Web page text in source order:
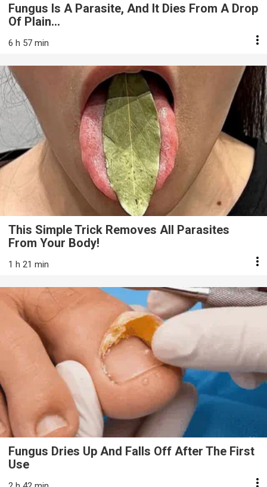
Fungus Is A Parasite, And It Dies From A Drop
Of Plain...
6 h 57 min
This Simple Trick Removes All Parasites
From Your Body!
1 h 21 min
Fungus Dries Up And Falls Off After The First
Use